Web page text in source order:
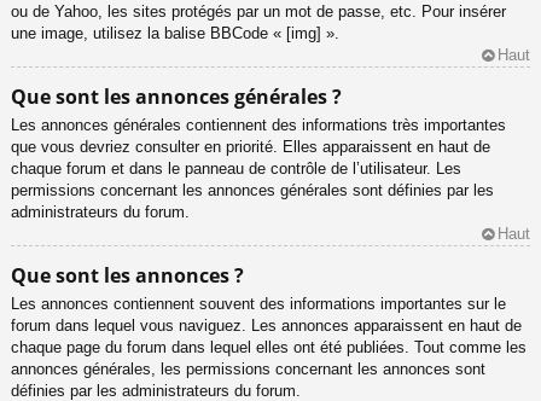
ou de Yahoo, les sites protégés par un mot de passe, etc. Pour insérer
une image, utilisez la balise BBCode « [img] ».
Haut
Que sont les annonces générales ?
Les annonces générales contiennent des informations très importantes
que vous devriez consulter en priorité. Elles apparaissent en haut de
chaque forum et dans le panneau de contrôle de l’utilisateur. Les
permissions concernant les annonces générales sont définies par les
administrateurs du forum.
Haut
Que sont les annonces ?
Les annonces contiennent souvent des informations importantes sur le
forum dans lequel vous naviguez. Les annonces apparaissent en haut de
chaque page du forum dans lequel elles ont été publiées. Tout comme les
annonces générales, les permissions concernant les annonces sont
définies par les administrateurs du forum.